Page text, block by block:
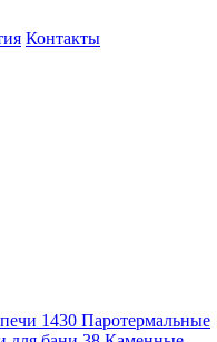
Контакты
1430 Паротермальные